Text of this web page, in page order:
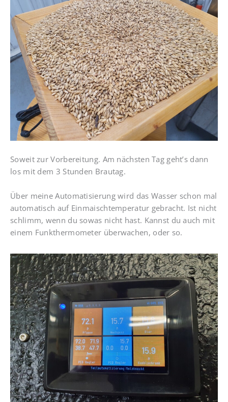
Soweit zur Vorbereitung. Am nächsten Tag geht’s dann
los mit dem 3 Stunden Brautag.
Über meine Automatisierung wird das Wasser schon mal
automatisch auf Einmaischtemperatur gebracht. Ist nicht
schlimm, wenn du sowas nicht hast. Kannst du auch mit
einem Funkthermometer überwachen, oder so.